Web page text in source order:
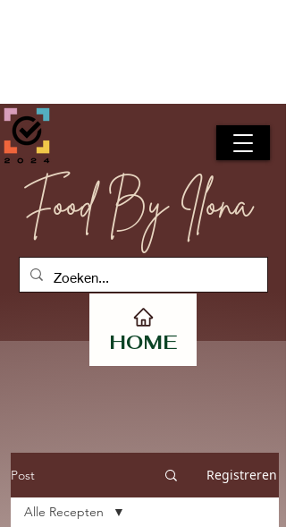
Food By Ilona
HOME
Post Registreren
Alle Recepten